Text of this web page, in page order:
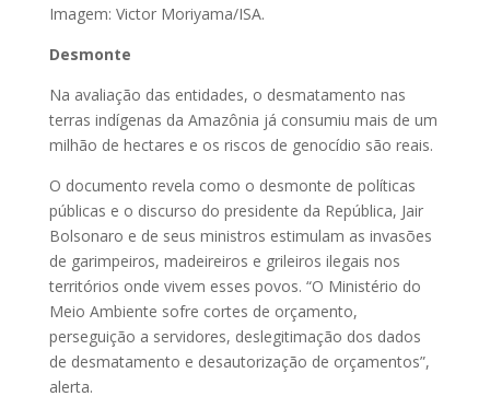
Imagem: Victor Moriyama/ISA.
Desmonte
Na avaliação das entidades, o desmatamento nas
terras indígenas da Amazônia já consumiu mais de um
milhão de hectares e os riscos de genocídio são reais.
O documento revela como o desmonte de políticas
públicas e o discurso do presidente da República, Jair
Bolsonaro e de seus ministros estimulam as invasões
de garimpeiros, madeireiros e grileiros ilegais nos
territórios onde vivem esses povos. “O Ministério do
Meio Ambiente sofre cortes de orçamento,
perseguição a servidores, deslegitimação dos dados
de desmatamento e desautorização de orçamentos”,
alerta.